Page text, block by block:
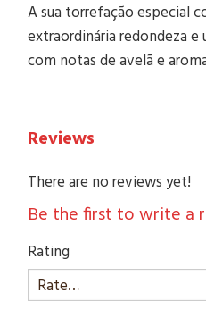
A sua torrefação especial
extraordinária redondeza e
com notas de avelã e
Reviews
There are no reviews yet!
Be the first to write a
Rating